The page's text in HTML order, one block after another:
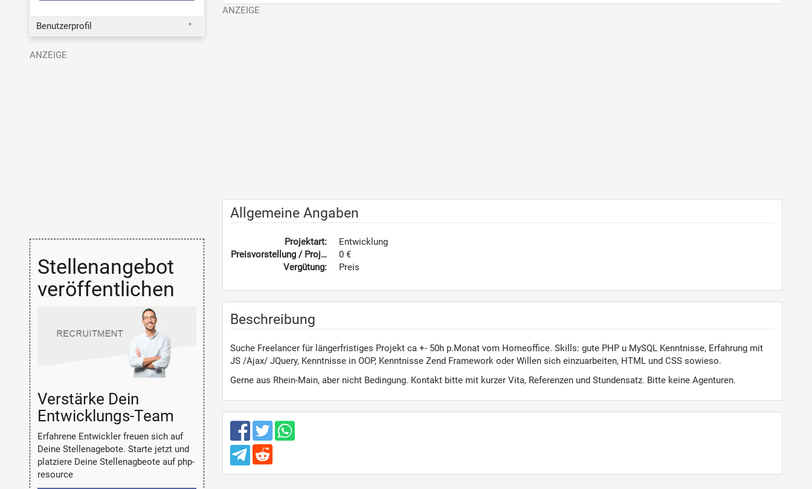
Allgemeine Angaben
Projektart:
Entwicklung
Preisvorstellung / Projektwert:
0 €
Vergütung:
Preis
Beschreibung
Suche Freelancer für längerfristiges Projekt ca +- 50h p.Monat vom Homeoffice. Skills: gute PHP u MySQL Kenntnisse, Erfahrung mit
JS /Ajax/ JQuery, Kenntnisse in OOP, Kenntnisse Zend Framework oder Willen sich einzuarbeiten, HTML und CSS sowieso.
Gerne aus Rhein-Main, aber nicht Bedingung. Kontakt bitte mit kurzer Vita, Referenzen und Stundensatz. Bitte keine Agenturen.
Benutzerprofil
Stellenangebot
veröffentlichen
Verstärke Dein
Entwicklungs-Team
Erfahrene Entwickler freuen sich auf
Deine Stellenagebote. Starte jetzt und
platziere Deine Stellenagbeote auf php-
resource